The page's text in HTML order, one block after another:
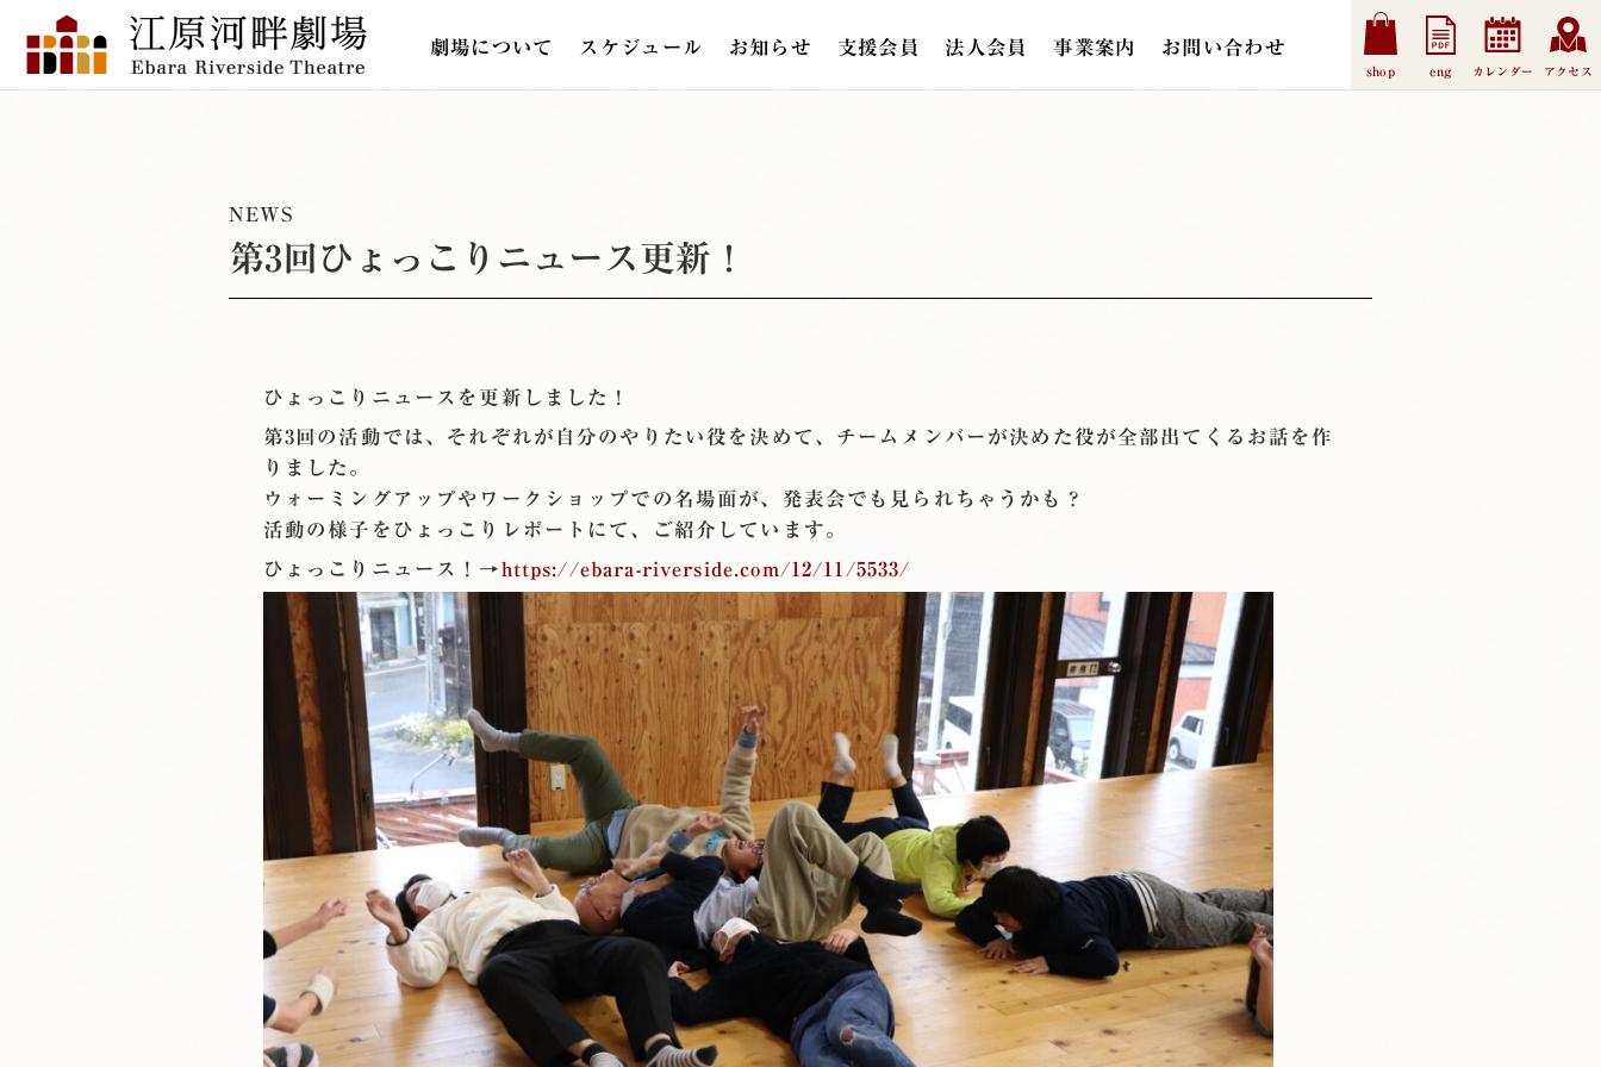
劇場について スケジュール お知らせ 支援会員 法人会員 事業案内 お問い合わせ
shop eng カレンダー アクセス
NEWS
第3回ひょっこりニュース更新！
ひょっこりニュースを更新しました！
第3回の活動では、それぞれが自分のやりたい役を決めて、チームメンバーが決めた役が全部出てくるお話を作
りました。
ウォーミングアップやワークショップでの名場面が、発表会でも見られちゃうかも？
活動の様子をひょっこりレポートにて、ご紹介しています。
ひょっこりニュース！→https://ebara-riverside.com/12/11/5533/